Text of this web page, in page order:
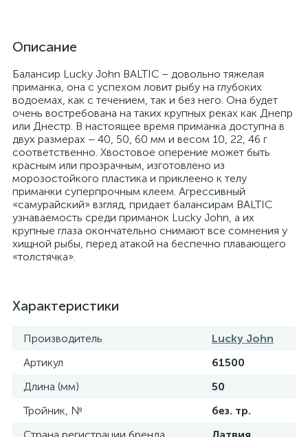
Описание
Балансир Lucky John BALTIC – довольно тяжелая
приманка, она с успехом ловит рыбу на глубоких
водоемах, как с течением, так и без него. Она будет
очень востребована на таких крупных реках как Днепр
или Днестр. В настоящее время приманка доступна в
двух размерах – 40, 50, 60 мм и весом 10, 22, 46 г
соответственно. Хвостовое оперение может быть
красным или прозрачным, изготовлено из
морозостойкого пластика и приклеено к телу
приманки суперпрочным клеем. Агрессивный
«самурайский» взгляд, придает балансирам BALTIC
узнаваемость среди приманок Lucky John, а их
крупные глаза окончательно снимают все сомнения у
хищной рыбы, перед атакой на беспечно плавающего
«толстячка».
Характеристики
Производитель
Lucky John
Артикул
61500
Длина (мм)
50
Тройник, №
без. тр.